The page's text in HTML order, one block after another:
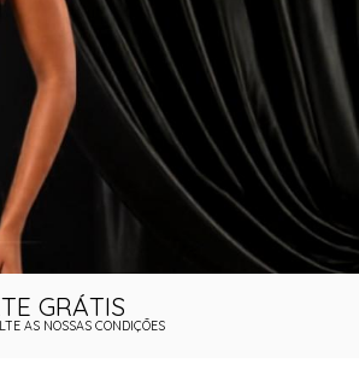
GRÁTIS
AS NOSSAS CONDIÇÕES